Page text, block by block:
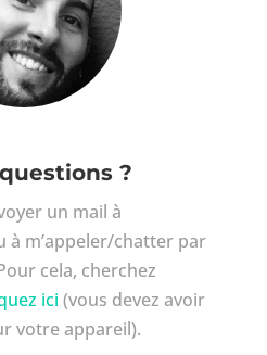
?
un mail à
à m’appeler/chatter par
cela, cherchez
ici (vous devez avoir
votre appareil).